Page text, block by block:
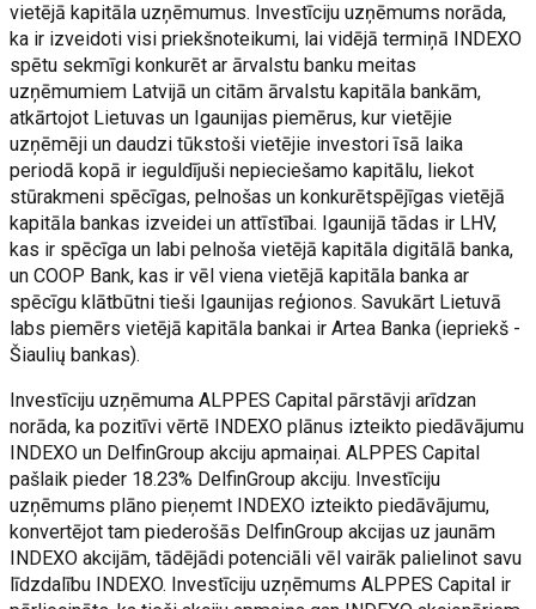
vietējā kapitāla uzņēmumus. Investīciju uzņēmums norāda,
ka ir izveidoti visi priekšnoteikumi, lai vidējā termiņā INDEXO
spētu sekmīgi konkurēt ar ārvalstu banku meitas
uzņēmumiem Latvijā un citām ārvalstu kapitāla bankām,
atkārtojot Lietuvas un Igaunijas piemērus, kur vietējie
uzņēmēji un daudzi tūkstoši vietējie investori īsā laika
periodā kopā ir ieguldījuši nepieciešamo kapitālu, liekot
stūrakmeni spēcīgas, pelnošas un konkurētspējīgas vietējā
kapitāla bankas izveidei un attīstībai. Igaunijā tādas ir LHV,
kas ir spēcīga un labi pelnoša vietējā kapitāla digitālā banka,
un COOP Bank, kas ir vēl viena vietējā kapitāla banka ar
spēcīgu klātbūtni tieši Igaunijas reģionos. Savukārt Lietuvā
labs piemērs vietējā kapitāla bankai ir Artea Banka (iepriekš -
Šiaulių bankas).
Investīciju uzņēmuma ALPPES Capital pārstāvji arīdzan
norāda, ka pozitīvi vērtē INDEXO plānus izteikto piedāvājumu
INDEXO un DelfinGroup akciju apmaiņai. ALPPES Capital
pašlaik pieder 18.23% DelfinGroup akciju. Investīciju
uzņēmums plāno pieņemt INDEXO izteikto piedāvājumu,
konvertējot tam piederošās DelfinGroup akcijas uz jaunām
INDEXO akcijām, tādējādi potenciāli vēl vairāk palielinot savu
līdzdalību INDEXO. Investīciju uzņēmums ALPPES Capital ir